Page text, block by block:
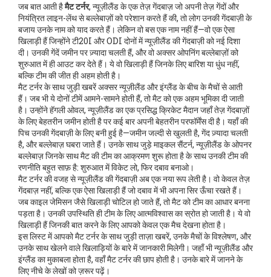
जब बात आती हैमैट टर्नर, न्यूज़ीलैंड के एक तेज़ गेंदबाज़ जो अपनी तेज़ गेंदों और
नियंत्रित लाइन-लेंथ से बल्लेबाज़ों को परेशान करते हैंकी, तो लोग उनकी गेंदबाज़ी के
बजाय उनके नाम को याद करते हैं। लेकिन वो बस एक नाम नहीं हैं—वो एक ऐसा
खिलाड़ी हैं जिन्होंने टी20I और ODI दोनों में न्यूज़ीलैंड की गेंदबाज़ी को नई दिशा
दी। उनकी गेंदें जमीन पर ज़्यादा चलती हैं, और वो अक्सर ओपनिंग बल्लेबाज़ों को
शुरुआत में ही आउट कर देते हैं। ये वो खिलाड़ी हैं जिनके लिए बारिश या धुंध नहीं,
बल्कि टीम की जीत ही अहम होती है।
मैट टर्नर के साथ जुड़ी खबरें अक्सर न्यूज़ीलैंड और इंग्लैंड के बीच के मैचों से आती
हैं। जब भी ये दोनों टीमें आमने-सामने होती हैं, तो मैट को एक अहम भूमिका दी जाती
है। उन्होंनेहॅगली ओवल, न्यूज़ीलैंड का एक प्रसिद्ध क्रिकेट मैदान जहाँ तेज़ गेंदबाज़ों
के लिए बेहतरीन जमीन होती हैपर कई बार अपनी बेहतरीन परफॉर्मेंस दी है। यहाँ की
पिच उनकी गेंदबाज़ी के लिए बनी हुई है—जमीन जल्दी से खुलती है, गेंद ज़्यादा चलती
है, और बल्लेबाज़ घबरा जाते हैं। उनके साथ जुड़ेमाइकल सैंटर्न, न्यूज़ीलैंड के ओपनर
बल्लेबाज़ जिनके साथ मैट की टीम का आक्रमण शुरू होता हैके साथ उनकी टीम की
रणनीति बहुत साफ़ है: शुरुआत में विकेट लो, फिर दबाव बनाओ।
मैट टर्नर की वजह से न्यूज़ीलैंड की गेंदबाज़ी अब एक नया रूप लेती है। वो केवल तेज़
गेंदबाज़ नहीं, बल्कि एक ऐसा खिलाड़ी हैं जो दबाव में भी अपना सिर ऊँचा रखते हैं।
जब काइल जेमिसन जैसे खिलाड़ी चोटिल हो जाते हैं, तो मैट को टीम का आधार बनना
पड़ता है। उनकी उपस्थिति ही टीम के लिए आत्मविश्वास का स्रोत हो जाती है। ये वो
खिलाड़ी हैं जिनकी बात करने के लिए आपको केवल एक मैच देखना होता है।
इस लिस्ट में आपको मैट टर्नर के साथ जुड़ी ताज़ा खबरें, उनके मैचों के विश्लेषण, और
उनके साथ खेलने वाले खिलाड़ियों के बारे में जानकारी मिलेगी। जहाँ भी न्यूज़ीलैंड और
इंग्लैंड का मुकाबला होता है, वहाँ मैट टर्नर की छाप होती है। उनके बारे में जानने के
लिए नीचे के लेखों को ज़रूर पढ़ें।